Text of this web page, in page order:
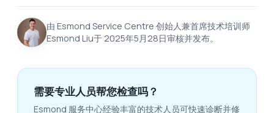
由 Esmond Service Centre 创始人兼首席技术培训师
Esmond Liu于 2025年5月28日审核并发布。
需要专业人员帮您检查吗？
Esmond 服务中心经验丰富的技术人员可快速诊断并修